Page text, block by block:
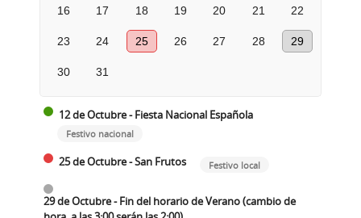
16 17 18 19 20 21 22
23 24 25 26 27 28 29
30 31
12 de Octubre - Fiesta Nacional Española
Festivo nacional
25 de Octubre - San Frutos Festivo local
29 de Octubre - Fin del horario de Verano (cambio de